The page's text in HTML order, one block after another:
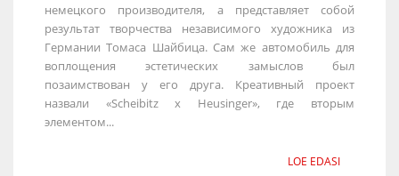
немецкого производителя, а представляет собой
результат творчества независимого художника из
Германии Томаса Шайбица. Сам же автомобиль для
воплощения эстетических замыслов был
позаимствован у его друга. Креативный проект
назвали «Scheibitz x Heusinger», где вторым
элементом...
LOE EDASI